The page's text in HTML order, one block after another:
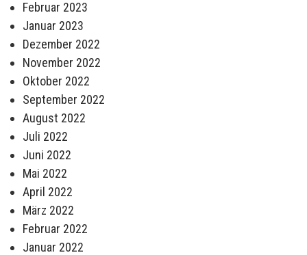
Februar 2023
Januar 2023
Dezember 2022
November 2022
Oktober 2022
September 2022
August 2022
Juli 2022
Juni 2022
Mai 2022
April 2022
März 2022
Februar 2022
Januar 2022